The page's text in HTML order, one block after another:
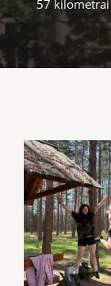
57 kilometrai